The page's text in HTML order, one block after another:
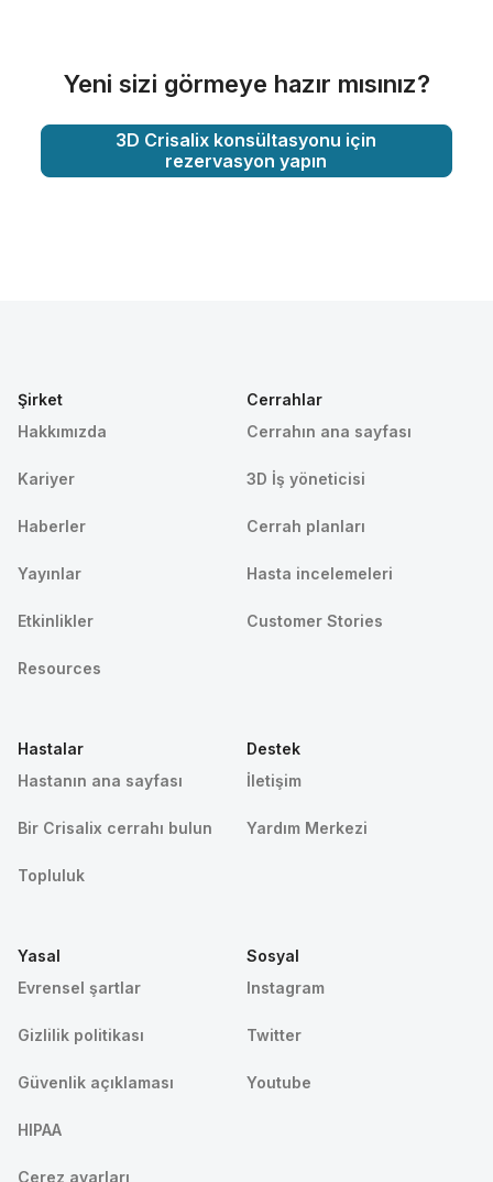
Yeni sizi görmeye hazır mısınız?
3D Crisalix konsültasyonu için
rezervasyon yapın
Şirket
Hakkımızda
Kariyer
Haberler
Yayınlar
Etkinlikler
Resources
Cerrahlar
Cerrahın ana sayfası
3D İş yöneticisi
Cerrah planları
Hasta incelemeleri
Customer Stories
Hastalar
Hastanın ana sayfası
Bir Crisalix cerrahı bulun
Topluluk
Destek
İletişim
Yardım Merkezi
Yasal
Evrensel şartlar
Gizlilik politikası
Güvenlik açıklaması
HIPAA
Çerez ayarları
Sosyal
Instagram
Twitter
Youtube